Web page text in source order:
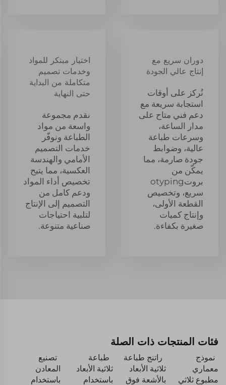
دوران سريع مع
إنتاج عالي الجودة
نُركز على أوقات
استجابة سريعة مع
دعم فني متاح على
مدار الساعة،
وسرعات طباعة
عالية، وضوابط
جودة صارمة، مما
يمكّن من
بروتotyping
سريع، وتخصيص
القطعة الأولى،
وإنتاج كميات
صغيرة بكفاءة.
اختيار مبتكر للمواد
وخدمات تصميم
متكاملة من البداية
حتى النهاية
نقدم مجموعة
واسعة من مواد
الطباعة ونوفّر
خدمات التصميم
الأمامي والهندسة
العكسية، مما يتيح
تخصيص أداء المواد
ودعم كامل من
التصميم إلى الإنتاج
لتلبية احتياجات
صناعية متنوعة.
فئات المنتجات ذات الصلة
نموذج
معماري
مطبوع ثلاثي
راتنج طباعة
ثلاثية الأبعاد
بالأشعة فوق
طباعة
ثلاثية الأبعاد
باستخدام
تصنيع
المعادن
باستخدام